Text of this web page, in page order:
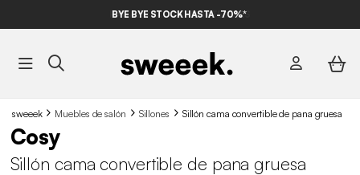
BYE BYE STOCK HASTA -70%*
sweeek Muebles de salón Sillones Sillón cama convertible de pana gruesa
Cosy
Sillón cama convertible de pana gruesa